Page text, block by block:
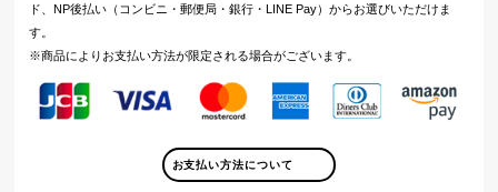
ド、NP後払い（コンビニ・郵便局・銀行・LINE Pay）からお選びいただけま
す。
※商品によりお支払い方法が限定される場合がございます。
お支払い方法について